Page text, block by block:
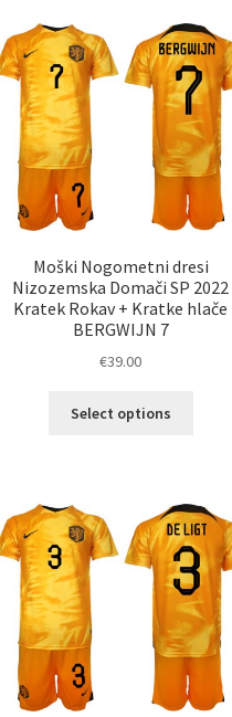
Moški Nogometni dresi
Nizozemska Domači SP 2022
Kratek Rokav + Kratke hlače
BERGWIJN 7
€39.00
Select options
različic.
lahko
na
strani
izdelka